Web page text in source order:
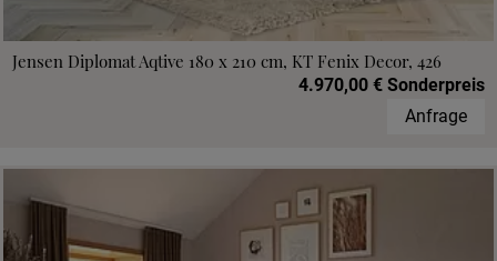
Jensen Diplomat Aqtive 180 x 210 cm, KT Fenix Decor, 426
4.970,00 € Sonderpreis
Anfrage